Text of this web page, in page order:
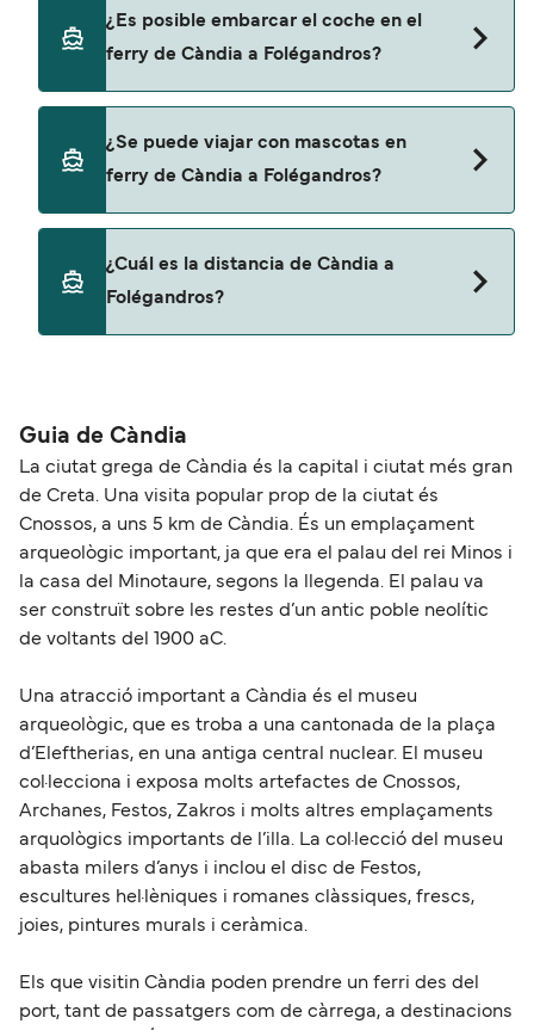
navieras.
a Folégandros con:
¿Es posible embarcar el coche en el
ferry de Càndia a Folégandros?
Folégandros con
¿Se puede viajar con mascotas en
ferry de Càndia a Folégandros?
¿Cuál es la distancia de Càndia a
Folégandros?
Guia de Càndia
La ciutat grega de Càndia és la capital i ciutat més gran
de Creta. Una visita popular prop de la ciutat és
Cnossos, a uns 5 km de Càndia. És un emplaçament
arqueològic important, ja que era el palau del rei Minos i
la casa del Minotaure, segons la llegenda. El palau va
ser construït sobre les restes d’un antic poble neolític
de voltants del 1900 aC.
Una atracció important a Càndia és el museu
arqueològic, que es troba a una cantonada de la plaça
d’Eleftherias, en una antiga central nuclear. El museu
col·lecciona i exposa molts artefactes de Cnossos,
Archanes, Festos, Zakros i molts altres emplaçaments
arquològics importants de l’illa. La col·lecció del museu
abasta milers d’anys i inclou el disc de Festos,
escultures hel·lèniques i romanes clàssiques, frescs,
joies, pintures murals i ceràmica.
Els que visitin Càndia poden prendre un ferri des del
port, tant de passatgers com de càrrega, a destinacions